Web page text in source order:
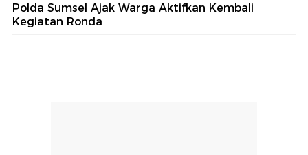
Polda Sumsel Ajak Warga Aktifkan Kembali
Kegiatan Ronda